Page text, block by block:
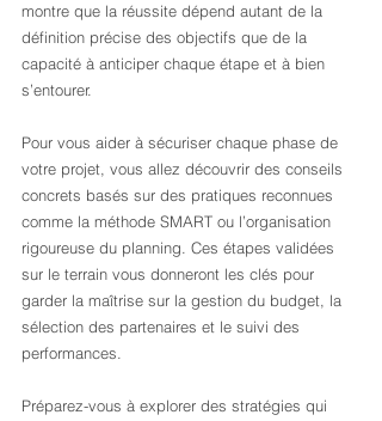
montre que la réussite dépend autant de la
définition précise des objectifs que de la
capacité à anticiper chaque étape et à bien
s’entourer.
Pour vous aider à sécuriser chaque phase de
votre projet, vous allez découvrir des conseils
concrets basés sur des pratiques reconnues
comme la méthode SMART ou l’organisation
rigoureuse du planning. Ces étapes validées
sur le terrain vous donneront les clés pour
garder la maîtrise sur la gestion du budget, la
sélection des partenaires et le suivi des
performances.
Préparez-vous à explorer des stratégies qui